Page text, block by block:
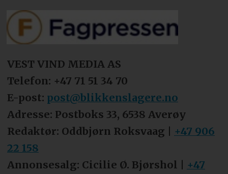
gevinst fra renter og aksjer. Deretter
trekkes finanskostnadene fra. Typisk
er dette gjeldsutgifter.
Driftsmargin:Forholdet mellom
driftsresultat og omsetning, fremstilt
i prosent. Gir en pekepinn på hvor
lønnsom en bedrift er. hva som
regnes som en god margin, kan
variere fra bransje til bransje.
VEST VIND MEDIA AS
Telefon: +47 71 51 34 70
E-post: post@blikkenslagere.no
Adresse: Postboks 33, 6538 Averøy
Redaktør: Oddbjørn Roksvaag | +47 906
22 158
Annonsesalg: Cicilie Ø. Bjørshol | +47